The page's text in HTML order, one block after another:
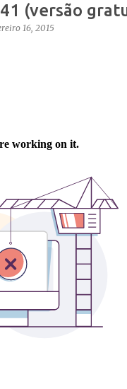
(versão
16, 2015